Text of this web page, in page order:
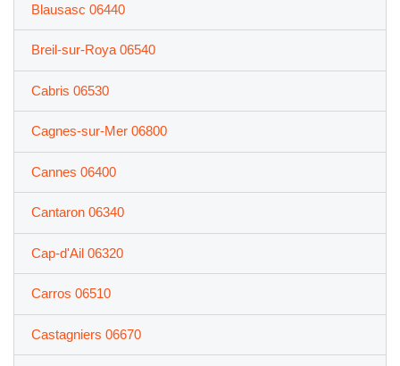
Blausasc 06440
Breil-sur-Roya 06540
Cabris 06530
Cagnes-sur-Mer 06800
Cannes 06400
Cantaron 06340
Cap-d'Ail 06320
Carros 06510
Castagniers 06670